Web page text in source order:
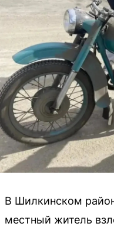
В Шилкинском
местный житель